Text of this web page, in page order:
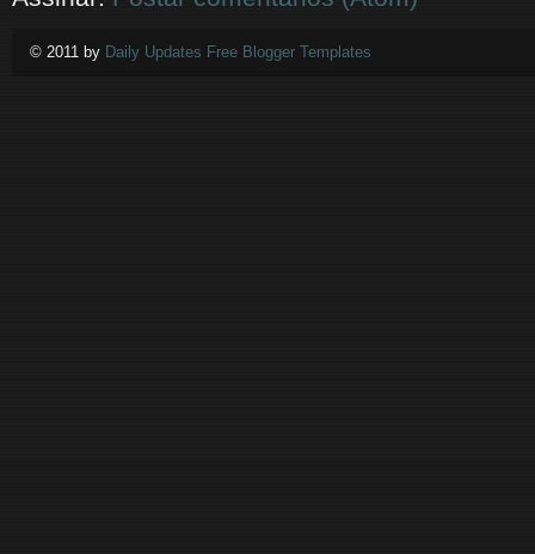
© 2011 by Daily Updates Free Blogger Templates